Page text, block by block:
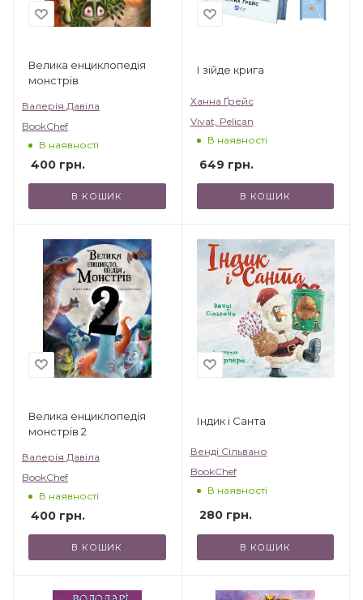
Велика енциклопедія
монстрів
Валерія Давіла
BookChef
В наявності
400 грн.
В КОШИК
І зійде крига
Ханна Ґрейс
Vivat, Pelican
В наявності
649 грн.
В КОШИК
Велика енциклопедія
монстрів 2
Валерія Давіла
BookChef
В наявності
400 грн.
В КОШИК
Індик і Санта
Венді Сільвано
BookChef
В наявності
280грн.
В КОШИК